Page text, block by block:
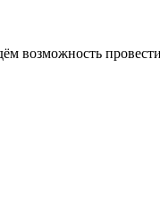
возможность